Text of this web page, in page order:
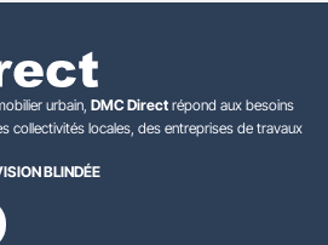
urbain, DMC Direct répond aux besoins
collectivités locales, des entreprises de travaux
BLINDÉE